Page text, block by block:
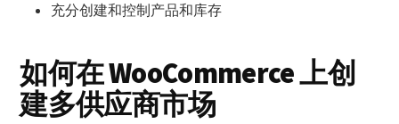
充分创建和控制产品和库存
如何在 WooCommerce 上创
建多供应商市场